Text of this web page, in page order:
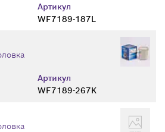
Артикул
WF7189-187L
Артикул
WF7189-267K